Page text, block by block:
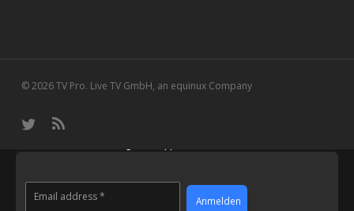
Email address *
© 2026 TV Pro. Live TV GmbH, an equinux Company
t
R
Datenschutz-Einstellungen